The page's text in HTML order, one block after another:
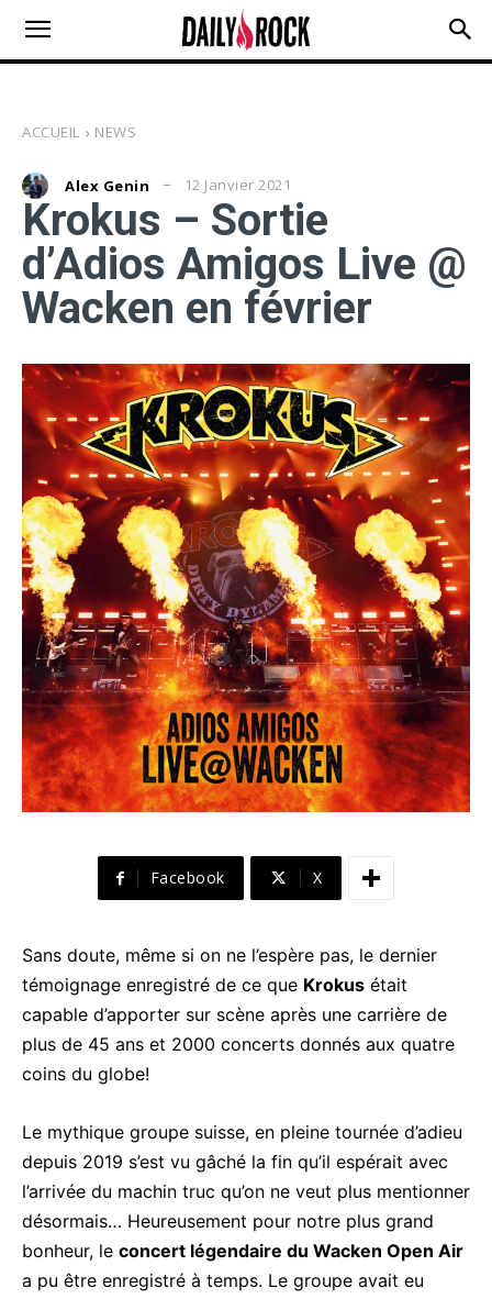
ACCUEIL NEWS
Alex Genin 12 Janvier 2021
Krokus – Sortie
d’Adios Amigos Live @
Wacken en février
Facebook X
Sans doute, même si on ne l’espère pas, le dernier
témoignage enregistré de ce que Krokus était
capable d’apporter sur scène après une carrière de
plus de 45 ans et 2000 concerts donnés aux quatre
coins du globe!
Le mythique groupe suisse, en pleine tournée d’adieu
depuis 2019 s’est vu gâché la fin qu’il espérait avec
l’arrivée du machin truc qu’on ne veut plus mentionner
désormais… Heureusement pour notre plus grand
bonheur, le concert légendaire du Wacken Open Air
a pu être enregistré à temps. Le groupe avait eu